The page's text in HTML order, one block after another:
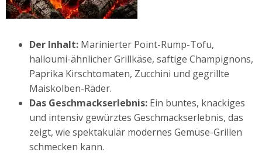
Der Inhalt: Marinierter Point-Rump-Tofu,
halloumi-ähnlicher Grillkäse, saftige Champignons,
Paprika Kirschtomaten, Zucchini und gegrillte
Maiskolben-Räder.
Das Geschmackserlebnis: Ein buntes, knackiges
und intensiv gewürztes Geschmackserlebnis, das
zeigt, wie spektakulär modernes Gemüse-Grillen
schmecken kann.